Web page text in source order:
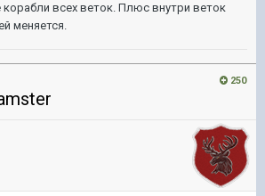
всех веток. Плюс внутри веток
меняется.
250